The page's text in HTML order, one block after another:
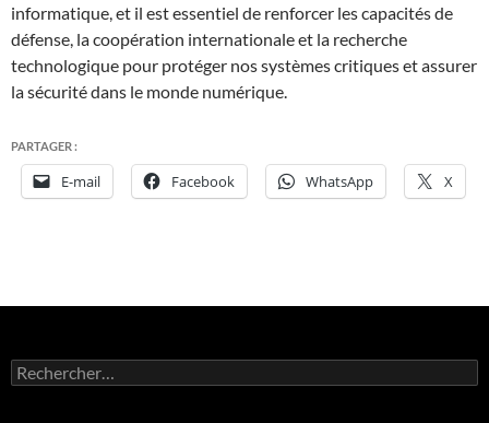
informatique, et il est essentiel de renforcer les capacités de
défense, la coopération internationale et la recherche
technologique pour protéger nos systèmes critiques et assurer
la sécurité dans le monde numérique.
PARTAGER :
E-mail Facebook WhatsApp X
Rechercher :